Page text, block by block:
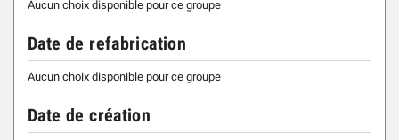
Aucun choix disponible pour ce groupe
Date de refabrication
Aucun choix disponible pour ce groupe
Date de création